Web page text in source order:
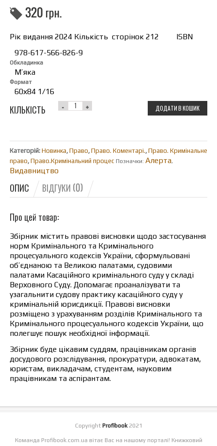
320грн.
Рік видання 2024 Кількість сторінок 212 ISBN
978-617-566-826-9
Обкладинка
М’яка
Формат
60х84 1/16
КІЛЬКІСТЬ ДОДАТИ В КОШИК
Категорій: Новинка, Право, Право. Коментарі., Право. Кримінальне
право, Право.Кримінальний процес Позначки: Алерта,
Видавництво
ОПИС ВІДГУКИ (0)
Про цей товар:
Збірник містить правові висновки щодо застосування
норм Кримінального та Кримінального
процесуального кодексів України, сформульовані
об’єднаною та Великою палатами, судовими
палатами Касаційного кримінального суду у складі
Верховного Суду. Допомагає проаналізувати та
узагальнити судову практику касаційного суду у
кримінальній юрисдикції. Правові висновки
розміщено з урахуванням розділів Кримінального та
Кримінального процесуального кодексів України, що
полегшує пошук необхідної інформації.
Збірник буде цікавим суддям, працівникам органів
досудового розслідування, прокуратури, адвокатам,
юристам, викладачам, студентам, науковим
працівникам та аспірантам.
Copyright Profibook2021
Команда Profibook.com.ua вітає Вас на нашому порталі! Книжковий